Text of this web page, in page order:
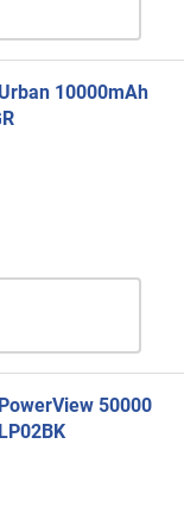
10000mAh
50000